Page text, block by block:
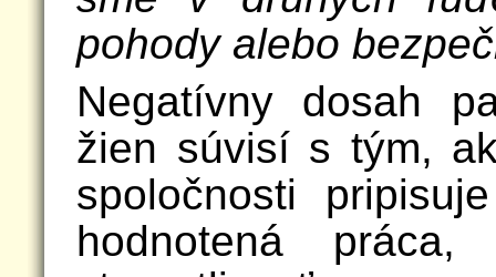
pohody alebo
Negatívny dosah
žien súvisí s tým,
spoločnosti
hodnotená